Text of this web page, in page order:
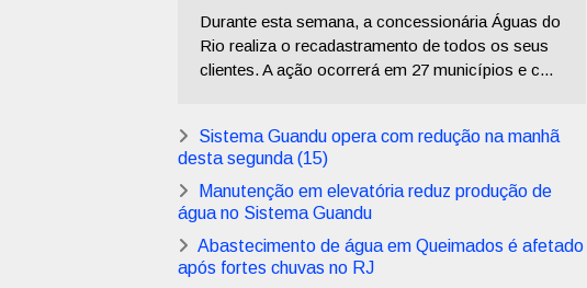
Durante esta semana, a concessionária Águas do
Rio realiza o recadastramento de todos os seus
clientes. A ação ocorrerá em 27 municípios e c...
Sistema Guandu opera com redução na manhã
desta segunda (15)
Manutenção em elevatória reduz produção de
água no Sistema Guandu
Abastecimento de água em Queimados é afetado
após fortes chuvas no RJ